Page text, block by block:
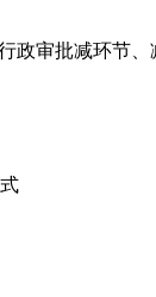
政审批减环节、